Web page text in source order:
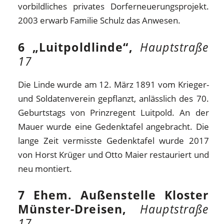
vorbildliches privates Dorferneuerungsprojekt.
2003 erwarb Familie Schulz das Anwesen.
6 „Luitpoldlinde“, Hauptstraße
17
Die Linde wurde am 12. März 1891 vom Krieger-
und Soldatenverein gepflanzt, anlässlich des 70.
Geburtstags von Prinzregent Luitpold. An der
Mauer wurde eine Gedenktafel angebracht. Die
lange Zeit vermisste Gedenktafel wurde 2017
von Horst Krüger und Otto Maier restauriert und
neu montiert.
7 Ehem. Außenstelle Kloster
Münster-Dreisen, Hauptstraße